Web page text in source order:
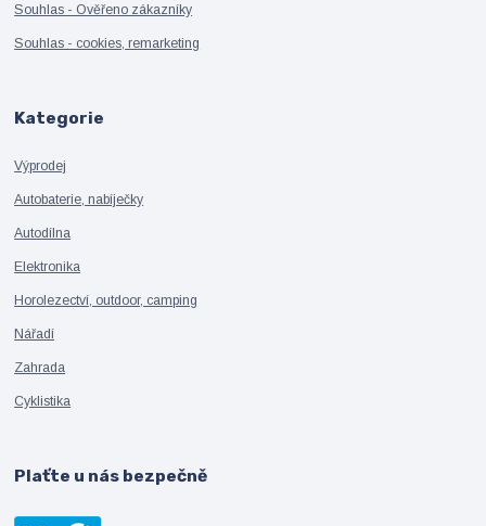
Souhlas - Ověřeno zákazníky
Souhlas - cookies, remarketing
Kategorie
Výprodej
Autobaterie, nabíječky
Autodílna
Elektronika
Horolezectví, outdoor, camping
Nářadí
Zahrada
Cyklistika
Plaťte u nás bezpečně